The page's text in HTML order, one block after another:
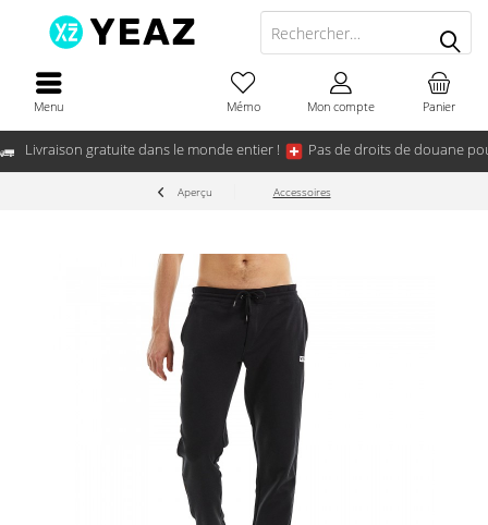
Livraison gratuite dans le monde entier ! Pas de droits de douane
Menu Panier
Mémo Mon compte
Aperçu Accessoires